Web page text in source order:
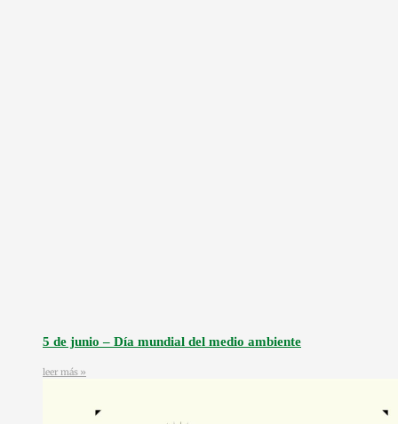
5 de junio – Día mundial del medio ambiente
leer más »